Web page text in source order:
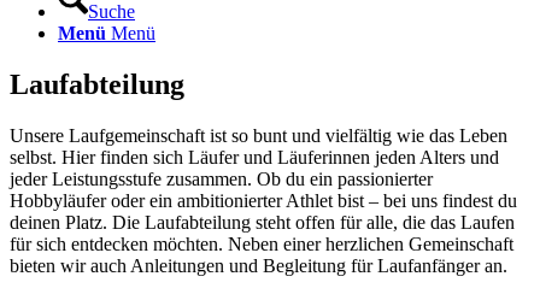
Suche
Menü Menü
Laufabteilung
Unsere Laufgemeinschaft ist so bunt und vielfältig wie das Leben
selbst. Hier finden sich Läufer und Läuferinnen jeden Alters und
jeder Leistungsstufe zusammen. Ob du ein passionierter
Hobbyläufer oder ein ambitionierter Athlet bist – bei uns findest du
deinen Platz. Die Laufabteilung steht offen für alle, die das Laufen
für sich entdecken möchten. Neben einer herzlichen Gemeinschaft
bieten wir auch Anleitungen und Begleitung für Laufanfänger an.